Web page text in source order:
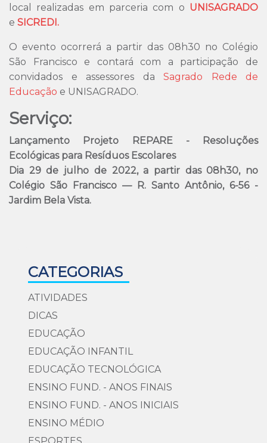
local realizadas em parceria com o UNISAGRADO
e SICREDI.
O evento ocorrerá a partir das 08h30 no Colégio
São Francisco e contará com a participação de
convidados e assessores da Sagrado Rede de
Educação e UNISAGRADO.
Serviço:
Lançamento Projeto REPARE - Resoluções
Ecológicas para Resíduos Escolares
Dia 29 de julho de 2022, a partir das 08h30, no
Colégio São Francisco — R. Santo Antônio, 6-56 -
Jardim Bela Vista.
CATEGORIAS
ATIVIDADES
DICAS
EDUCAÇÃO
EDUCAÇÃO INFANTIL
EDUCAÇÃO TECNOLÓGICA
ENSINO FUND. - ANOS FINAIS
ENSINO FUND. - ANOS INICIAIS
ENSINO MÉDIO